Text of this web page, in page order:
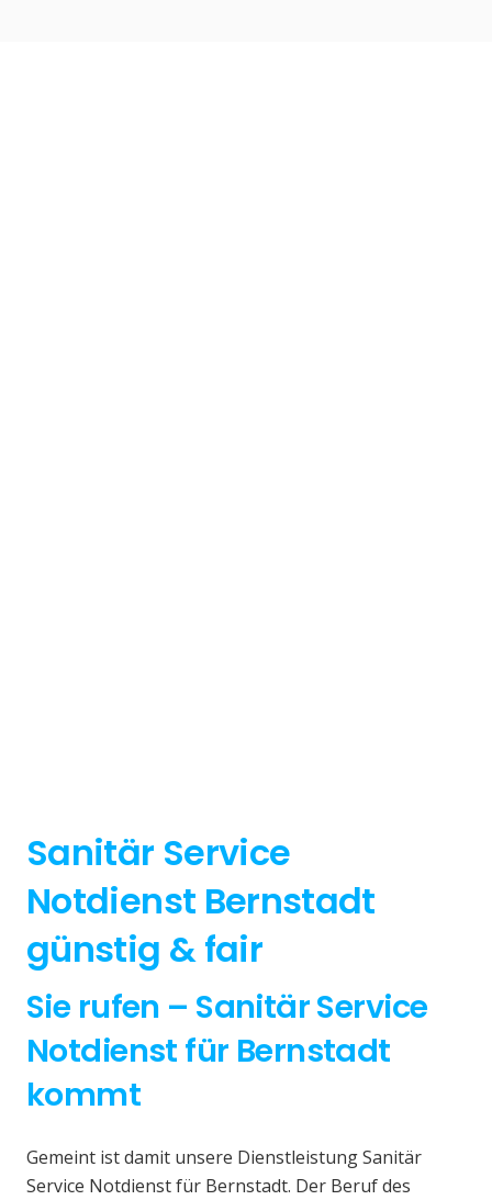
Sanitär Service
Notdienst Bernstadt
günstig & fair
Sie rufen – Sanitär Service
Notdienst für Bernstadt
kommt
Gemeint ist damit unsere Dienstleistung Sanitär
Service Notdienst für Bernstadt. Der Beruf des